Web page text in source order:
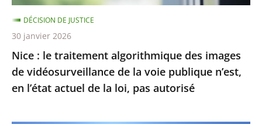
de
la
voie
publique
n’est,
en
Nice : le traitement algorithmique des images
de vidéosurveillance de la voie publique n’est,
en l’état actuel de la loi, pas autorisé
DÉCISION DE JUSTICE
30 janvier 2026